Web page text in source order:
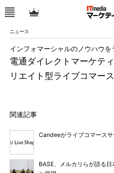
ニュース
電通ダイレクトマーケテ
リエイト型ライブコマー
インフォマーシャルのノウハウ
関連記事
Candeeがライブコマース
BASE、メルカリらが語る